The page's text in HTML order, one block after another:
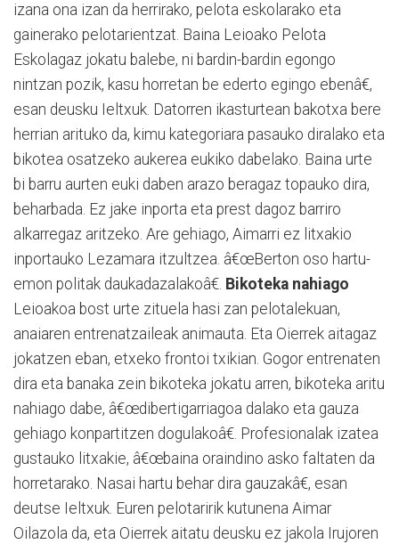
izana ona izan da herrirako, pelota eskolarako eta
gainerako pelotarientzat. Baina Leioako Pelota
Eskolagaz jokatu balebe, ni bardin-bardin egongo
nintzan pozik, kasu horretan be ederto egingo ebenâ€,
esan deusku Ieltxuk. Datorren ikasturtean bakotxa bere
herrian arituko da, kimu kategoriara pasauko diralako eta
bikotea osatzeko aukerea eukiko dabelako. Baina urte
bi barru aurten euki daben arazo beragaz topauko dira,
beharbada. Ez jake inporta eta prest dagoz barriro
alkarregaz aritzeko. Are gehiago, Aimarri ez litxakio
inportauko Lezamara itzultzea. â€œBerton oso hartu-
emon politak daukadazalakoâ€. Bikoteka nahiago
Leioakoa bost urte zituela hasi zan pelotalekuan,
anaiaren entrenatzaileak animauta. Eta Oierrek aitagaz
jokatzen eban, etxeko frontoi txikian. Gogor entrenaten
dira eta banaka zein bikoteka jokatu arren, bikoteka aritu
nahiago dabe, â€œdibertigarriagoa dalako eta gauza
gehiago konpartitzen dogulakoâ€. Profesionalak izatea
gustauko litxakie, â€œbaina oraindino asko faltaten da
horretarako. Nasai hartu behar dira gauzakâ€, esan
deutse Ieltxuk. Euren pelotaririk kutunena Aimar
Oilazola da, eta Oierrek aitatu deusku ez jakola Irujoren